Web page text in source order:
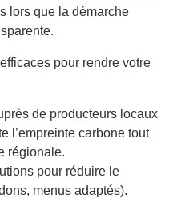
lors que la démarche
pour rendre votre
de producteurs locaux
l’empreinte carbone tout
régionale.
pour réduire le
menus adaptés).